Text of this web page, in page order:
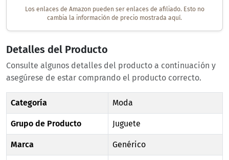
Los enlaces de Amazon pueden ser enlaces de afiliado. Esto no
cambia la información de precio mostrada aquí.
Detalles del Producto
Consulte algunos detalles del producto a continuación y
asegúrese de estar comprando el producto correcto.
Categoría Moda
Grupo de Producto Juguete
Marca Genérico